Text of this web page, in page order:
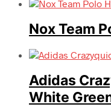
Nox Team
Adidas
White